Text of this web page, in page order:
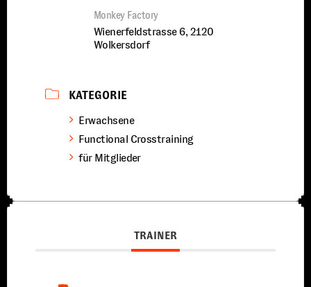
Monkey Factory
Wienerfeldstrasse 6, 2120
Wolkersdorf
KATEGORIE
Erwachsene
Functional Crosstraining
für Mitglieder
TRAINER